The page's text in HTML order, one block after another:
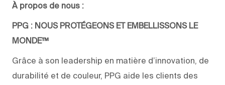
À propos de nous :
PPG : NOUS PROTÉGEONS ET EMBELLISSONS LE
MONDE™
Grâce à son leadership en matière d’innovation, de
durabilité et de couleur, PPG aide les clients des